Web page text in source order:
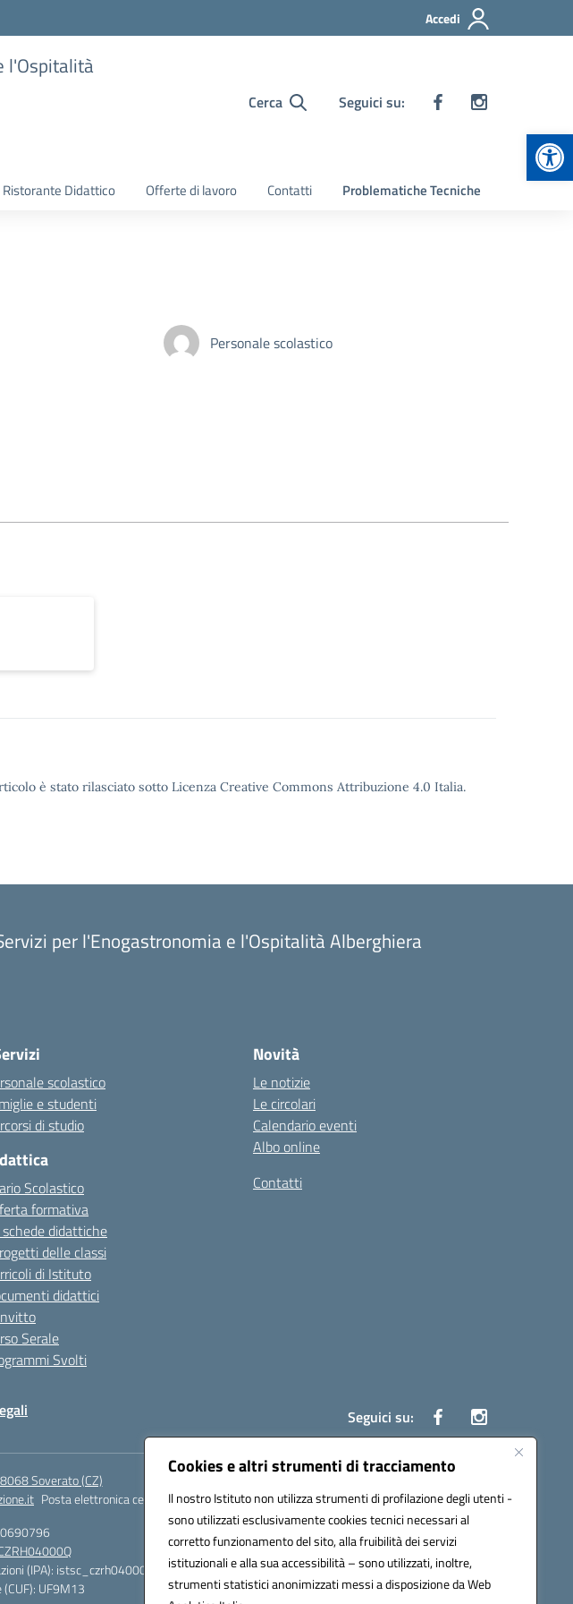
Cookies e altri strumenti di tracciamento
Il nostro Istituto non utilizza strumenti di profilazione degli utenti -
sono utilizzati esclusivamente cookies tecnici necessari al
corretto funzionamento del sito, alla fruibilità dei servizi
istituzionali e alla sua accessibilità – sono utilizzati, inoltre,
strumenti statistici anonimizzati messi a disposizione da Web
Accedi
l'Ospitalità
Cerca Seguici su:
Ristorante Didattico Offerte di lavoro Contatti Problematiche Tecniche
Personale scolastico
è stato rilasciato sotto Licenza Creative Commons Attribuzione 4.0 Italia.
per l'Enogastronomia e l'Ospitalità Alberghiera
scolastico
e studenti
di studio
Scolastico
formativa
schede didattiche
delle classi
di Istituto
didattici
Serale
Svolti
Novità
Le notizie
Le circolari
Calendario eventi
Albo online
Contatti
Seguici su:
Soverato (CZ)
Posta elettronica certificata (PEC):czrh04000q@pec.istruzione.it
(IPA): istsc_czrh04000q
UF9M13